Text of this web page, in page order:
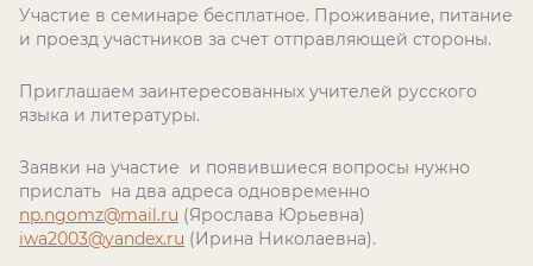
Участие в семинаре бесплатное. Проживание, питание
и проезд участников за счет отправляющей стороны.
Приглашаем заинтересованных учителей русского
языка и литературы.
Заявки на участие и появившиеся вопросы нужно
прислать на два адреса одновременно
np.ngomz@mail.ru (Ярослава Юрьевна)
iwa2003@yandex.ru (Ирина Николаевна).